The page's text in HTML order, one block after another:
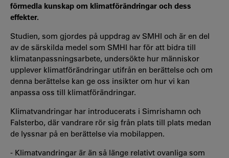
förmedla kunskap om klimatförändringar och dess
effekter.
Studien, som gjordes på uppdrag av SMHI och är en del
av de särskilda medel som SMHI har för att bidra till
klimatanpassningsarbete, undersökte hur människor
upplever klimatförändringar utifrån en berättelse och om
denna berättelse kan ge oss insikter om hur vi kan
anpassa oss till klimatförändringar.
Klimatvandringar har introducerats i Simrishamn och
Falsterbo, där vandrare rör sig från plats till plats medan
de lyssnar på en berättelse via mobilappen.
- Klimatvandringar är än så länge relativt ovanliga som